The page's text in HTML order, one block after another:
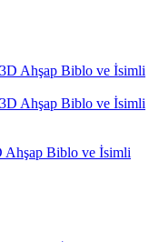
Ahşap Biblo ve İsimli